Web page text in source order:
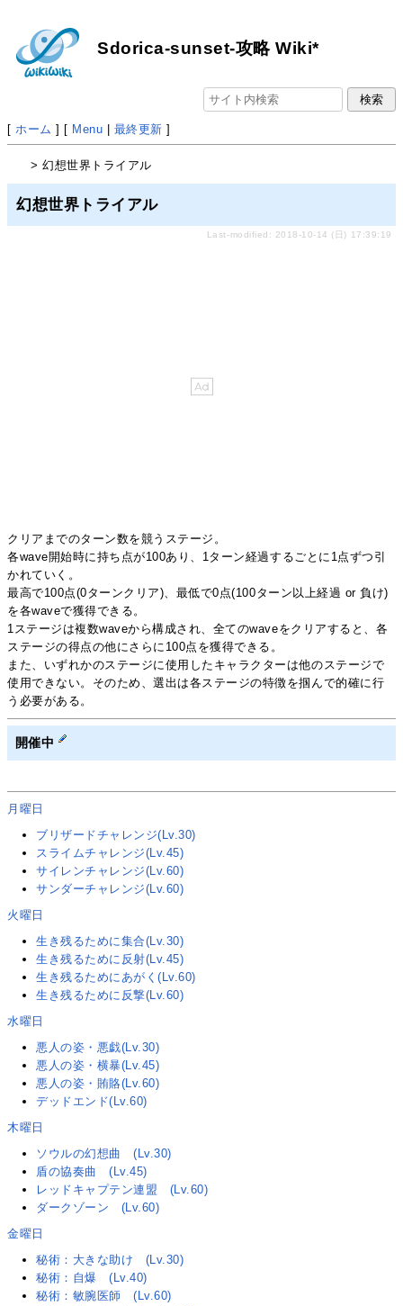
Sdorica-sunset-攻略 Wiki*
[ ホーム ] [ Menu | 最終更新 ]
> 幻想世界トライアル
幻想世界トライアル
Last-modified: 2018-10-14 (日) 17:39:19
クリアまでのターン数を競うステージ。
各wave開始時に持ち点が100あり、1ターン経過するごとに1点ずつ引
かれていく。
最高で100点(0ターンクリア)、最低で0点(100ターン以上経過 or 負け)
を各waveで獲得できる。
1ステージは複数waveから構成され、全てのwaveをクリアすると、各
ステージの得点の他にさらに100点を獲得できる。
また、いずれかのステージに使用したキャラクターは他のステージで
使用できない。そのため、選出は各ステージの特徴を掴んで的確に行
う必要がある。
開催中
月曜日
ブリザードチャレンジ(Lv.30)
スライムチャレンジ(Lv.45)
サイレンチャレンジ(Lv.60)
サンダーチャレンジ(Lv.60)
火曜日
生き残るために集合(Lv.30)
生き残るために反射(Lv.45)
生き残るためにあがく(Lv.60)
生き残るために反撃(Lv.60)
水曜日
悪人の姿・悪戯(Lv.30)
悪人の姿・横暴(Lv.45)
悪人の姿・賄賂(Lv.60)
デッドエンド(Lv.60)
木曜日
ソウルの幻想曲 (Lv.30)
盾の協奏曲 (Lv.45)
レッドキャプテン連盟 (Lv.60)
ダークゾーン (Lv.60)
金曜日
秘術：大きな助け (Lv.30)
秘術：自爆 (Lv.40)
秘術：敏腕医師 (Lv.60)